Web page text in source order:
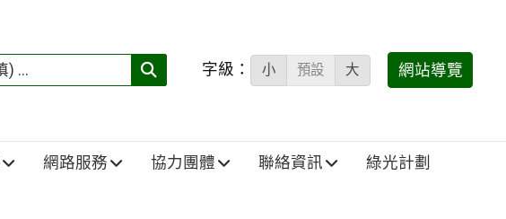
搜
填)：
字級： 小 預設 大 網站導覽
網路服務 協力團體 聯絡資訊 綠光計劃